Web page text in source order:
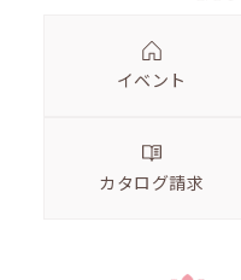
イベント
カタログ請求